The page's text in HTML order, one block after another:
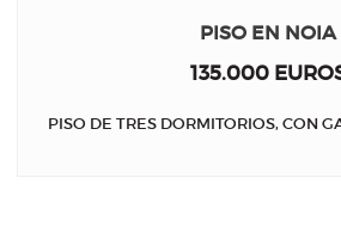
PISO EN NOIA
135.000
PISO DE TRES DORMITORIOS, CON